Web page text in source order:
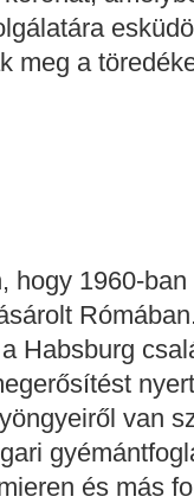
meg a
hogy 1960-
Habsburg
van
és más